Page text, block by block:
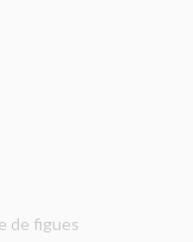
de figues